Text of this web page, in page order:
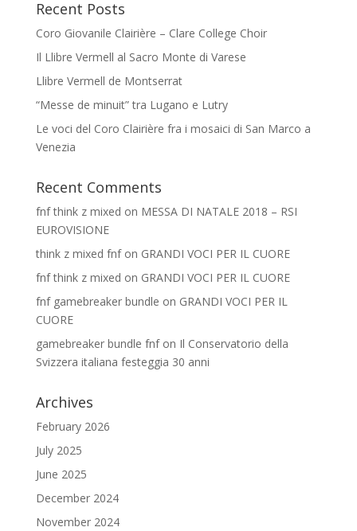
Recent Posts
Coro Giovanile Clairière – Clare College Choir
Il Llibre Vermell al Sacro Monte di Varese
Llibre Vermell de Montserrat
“Messe de minuit” tra Lugano e Lutry
Le voci del Coro Clairière fra i mosaici di San Marco a
Venezia
Recent Comments
fnf think z mixed on MESSA DI NATALE 2018 – RSI
EUROVISIONE
think z mixed fnfon GRANDI VOCI PER IL CUORE
fnf think z mixed on GRANDI VOCI PER IL CUORE
fnf gamebreaker bundle on GRANDI VOCI PER IL
CUORE
gamebreaker bundle fnfon Il Conservatorio della
Svizzera italiana festeggia 30 anni
Archives
February 2026
July 2025
June 2025
December 2024
November 2024